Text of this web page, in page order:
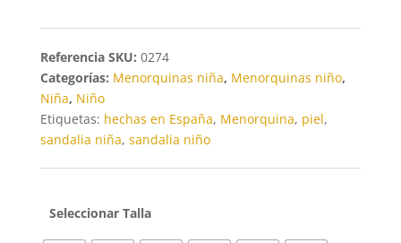
Talla
SKU: 0274
Categorías: Menorquinas niña, Menorquinas niño,
Niña, Niño
Etiquetas: hechas en España, Menorquina, piel,
sandalia niña, sandalia niño